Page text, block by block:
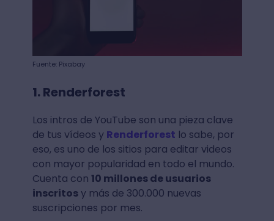
Fuente: Pixabay
1. Renderforest
Los intros de YouTube son una pieza clave
de tus vídeos y Renderforest lo sabe, por
eso, es uno de los sitios para editar videos
con mayor popularidad en todo el mundo.
Cuenta con 10 millones de usuarios
inscritosy más de 300.000 nuevas
suscripciones por mes.